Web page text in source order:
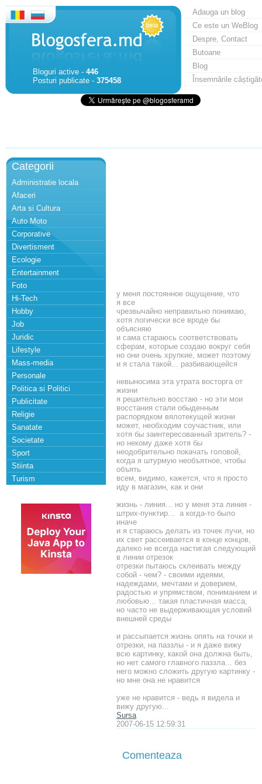
Bloguri active - 446
Posturi publicate - 375458
Adauga un blog
Ce este un WeBlog
Despre, Contact
Butoane
Blog
Însemnările
Categorii
Administratie locala
Afaceri
Arta si Cultura
Auto Moto
Corporative
Divertisment
Ecologie
Entertainment
Foto
Hi-Tech
Hobby
Job
Juridic
Lifestyle
Mass-media
Personale
Politica si Politici
Publicitate
Religie
Sanatate
Societate
Sport
Stiinta
Turism
у меня постоянное ощущение, что
я все
чрезвычайно неправильно понимаю,
хотя логически все вроде бы
объясняю
и сама стараюсь соответствовать
сферам, которые создаю вокруг себя
но они очень хрупкие, может поэтому
и я стала такой... разбивающейся
невыносима эта утрата восторга от
жизни
я решительно восстаю - но эти мои
восстания стали обыденным
распорядком вялотекущей жизни
может, необходим соучастник, или
хотя бы заинтересованный зритель? -
но некому даже хотя бы
неодобрительно покачать головой,
когда я штурмую необъятное, чтобы
объять
всем, видимо, кажется, что я просто
иду в магазин, как и они
жизнь - линия... но у меня эта линия -
штрих-пунктир... а когда-то было
иначе
и я стараюсь делать из точек лучи, но
их свет рассеивается в конце концов,
далеко не всегда настигая следующий
в линии отрезок
отрезки пытаюсь склеивать между
собой - чем? - своими идеями,
надеждами, мечтами и доверием,
радостью и упрямством, пониманием и
любовью... такая пластичная масса,
но часто не выдерживающая условий
внешней среды
и рассыпается жизнь опять на точки и
отрезки, на паззлы - и я даже вижу
всю картинку, какой она должна быть,
но нет самого главного паззла... без
него можно сложить другую картинку -
но мне она не нравится
уже не нравится - ведь я видела и
вижу другую...
Sursa
2007-06-15 12:59:31
Comenteaza